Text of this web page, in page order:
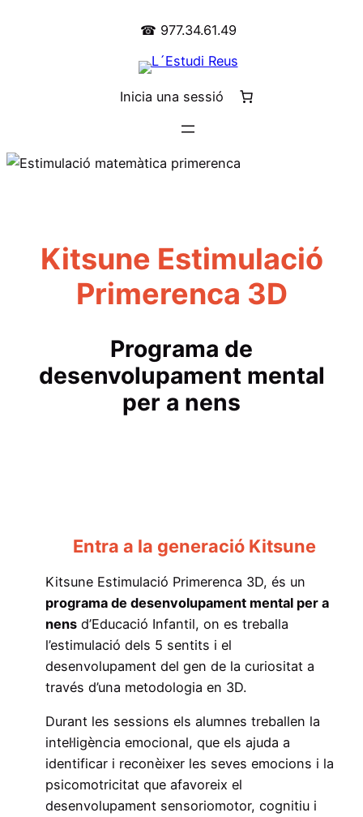
☎ 977.34.61.49
Inicia una sessió
Kitsune Estimulació
Primerenca 3D
Programa de
desenvolupament mental
per a nens
Entra a la generació Kitsune
Kitsune Estimulació Primerenca 3D, és un
programa de desenvolupament mental per a
nens d’Educació Infantil, on es treballa
l’estimulació dels 5 sentits i el
desenvolupament del gen de la curiositat a
través d’una metodologia en 3D.
Durant les sessions els alumnes treballen la
intel·ligència emocional, que els ajuda a
identificar i reconèixer les seves emocions i la
psicomotricitat que afavoreix el
desenvolupament sensoriomotor, cognitiu i